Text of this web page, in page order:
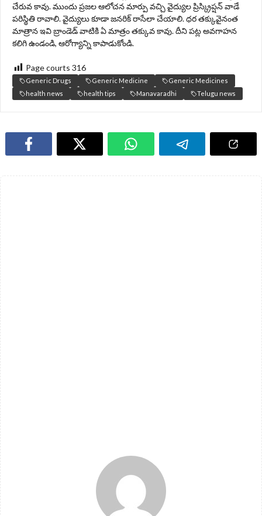
చేరువ కావు. ముందు ప్రజల ఆలోచన మార్పు వచ్చి వైద్యుల ప్రిస్క్రిప్షన్ వాడే
పరిస్థితి రావాలి. వైద్యులు కూడా జనరిక్ రాసేలా చేయాలి. ధర తక్కువైనంత
మాత్రాన ఇవి బ్రాండెడ్ వాటికి ఏ మాత్రం తక్కువ కావు. దీని పట్ల అవగాహన
కలిగి ఉండండి, ఆరోగ్యాన్ని కాపాడుకోండి.
Page courts 316
Generic Drugs Generic Medicine
Generic Medicines
health news
health tips Manavaradhi Telugu news